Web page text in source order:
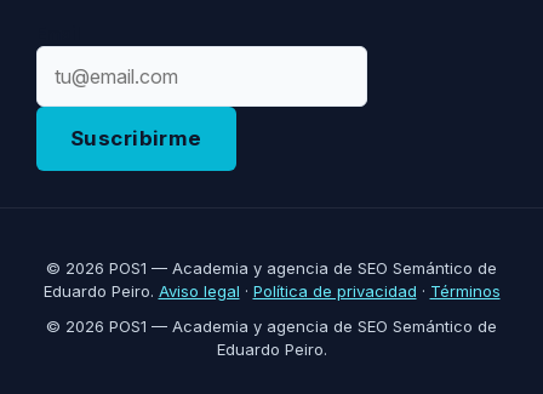
Suscribirme
© 2026 POS1 — Academia y agencia de SEO Semántico de
Eduardo Peiro. Aviso legal · Política de privacidad · Términos
© 2026 POS1 — Academia y agencia de SEO Semántico de
Eduardo Peiro.